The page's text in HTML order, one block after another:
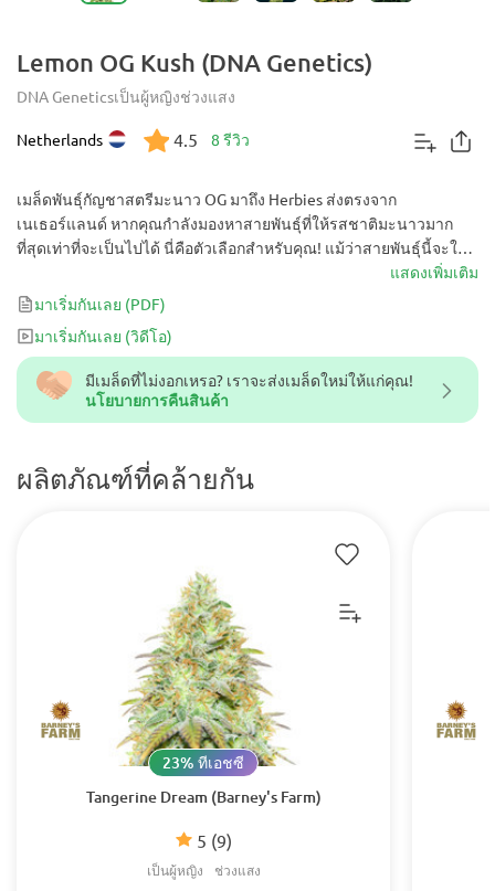
Lemon OG Kush (DNA Genetics)
DNA Geneticsเป็นผู้หญิงช่วงแสง
Netherlands 4.5 8 รีวิว
มีเมล็ดที่ไม่งอกเหรอ? เราจะส่งเมล็ดใหม่ให้แก่คุณ!
นโยบายการคืนสินค้า
ผลิตภัณฑ์ที่คล้ายกัน
Tangerine Dream (Barney's Farm)
5 (9)
23% ทีเอชซี
เป็นผู้หญิง ช่วงแสง
เมล็ดพันธุ์กัญชาสตรีมะนาว OG มาถึง Herbies ส่งตรงจาก
เนเธอร์แลนด์ หากคุณกำลังมองหาสายพันธุ์ที่ให้รสชาติมะนาวมาก
ที่สุดเท่าที่จะเป็นไปได้ นี่คือตัวเลือกสำหรับคุณ! แม้ว่าสายพันธุ์นี้จะให้
ผลผลิตที่สูงกว่าค่าเฉลี่ยเล็กน้อย แต่สายพันธุ์นี้มีศักยภาพที่สูงมากและ
รสชาติที่โดดเด่น ทำให้คุณยังเป็นสายพันธุ์ที่คุณควรเก็บไว้ในคอลเลก
ชันของคุณ Lemon OG Kush เป็นสายพันธุ์กัญชาที่ออกฤทธิ์เร็วและ
รุนแรง เป็นตัวเลือกที่ยอดเยี่ยมสำหรับการออกรอบดึก
แสดงเพิ่มเติม
มาเริ่มกันเลย (PDF)
มาเริ่มกันเลย (วิดีโอ)